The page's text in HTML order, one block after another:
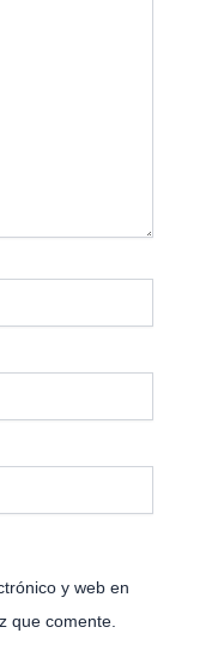
y web en
que comente.